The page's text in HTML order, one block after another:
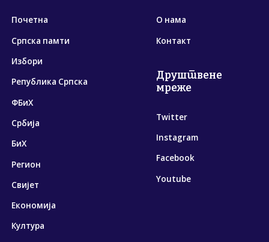
Почетна
Српска памти
Избори
Република Српска
ФБиХ
Србија
БиХ
Регион
Свијет
Економија
Култура
О нама
Контакт
Друштвене
мреже
Twitter
Instagram
Facebook
Youtube